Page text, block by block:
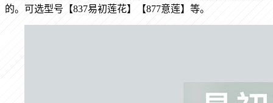
的。可选型号【837易初莲花】【877意莲】等。